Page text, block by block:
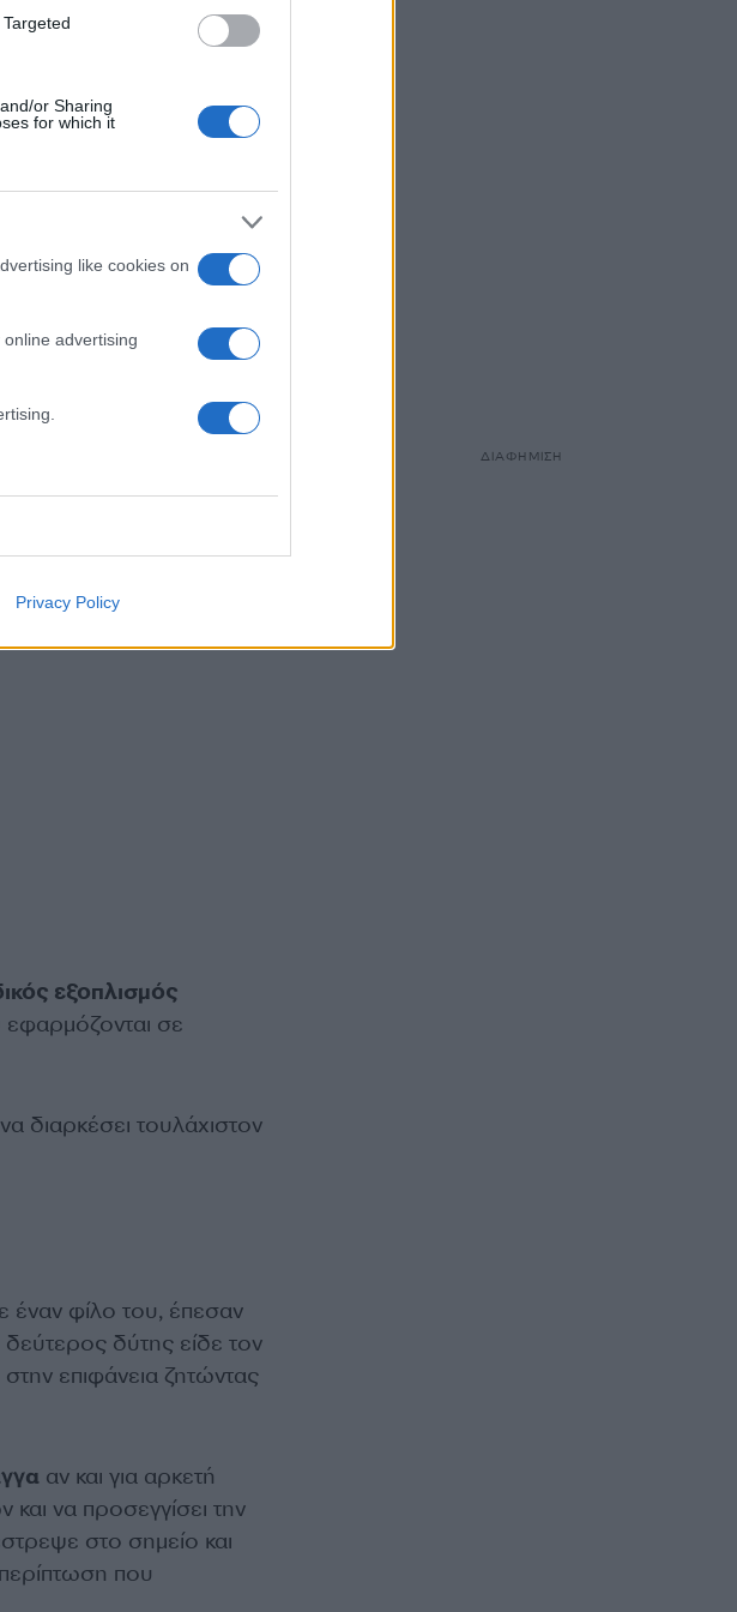
or Sharing
for which it
like cookies on
advertising
Privacy Policy
εξοπλισμός
σε
διαρκέσει τουλάχιστον
έναν φίλο του, έπεσαν
δύτης είδε τον
επιφάνεια ζητώντας
αν και για αρκετή
να προσεγγίσει την
στο σημείο και
που
ΔΙΑΦΗΜΙΣΗ